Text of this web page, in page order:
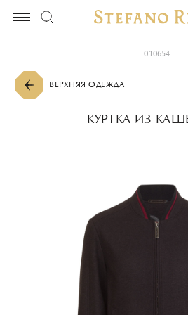
010654
ВЕРХНЯЯ ОДЕЖДА
КУРТКА ИЗ